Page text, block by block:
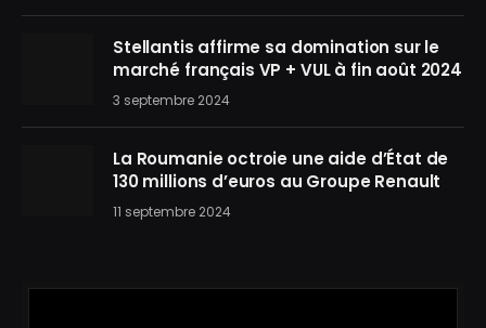
Stellantis affirme sa domination sur le
marché français VP + VUL à fin août 2024
3 septembre 2024
La Roumanie octroie une aide d’État de
130 millions d’euros au Groupe Renault
11 septembre 2024